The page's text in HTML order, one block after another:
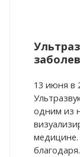
13 июня в
одним из